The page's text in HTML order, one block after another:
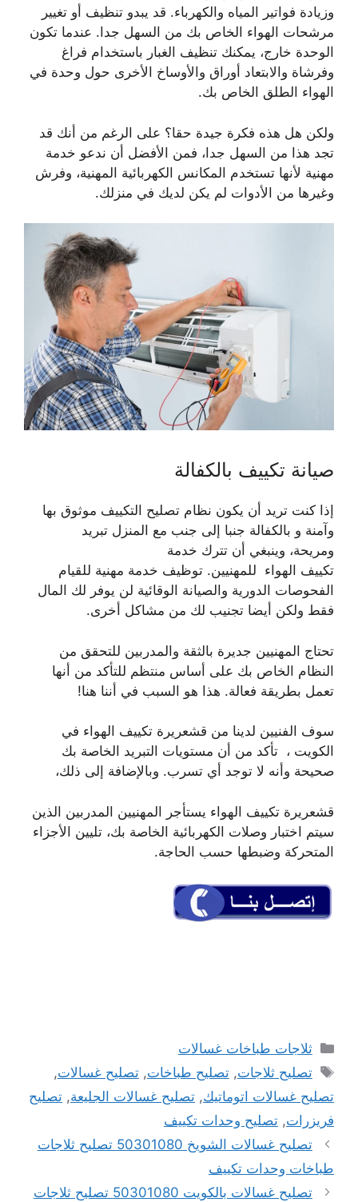
وزيادة فواتير المياه والكهرباء. قد يبدو تنظيف أو تغيير
مرشحات الهواء الخاص بك من السهل جدا. عندما تكون
الوحدة خارج، يمكنك تنظيف الغبار باستخدام فراغ
وفرشاة والابتعاد أوراق والأوساخ الأخرى حول وحدة في
الهواء الطلق الخاص بك.
ولكن هل هذه فكرة جيدة حقا؟ على الرغم من أنك قد
تجد هذا من السهل جدا، فمن الأفضل أن ندعو خدمة
مهنية لأنها تستخدم المكانس الكهربائية المهنية، وفرش
وغيرها من الأدوات لم يكن لديك في منزلك.
صيانة تكييف بالكفالة
إذا كنت تريد أن يكون نظام تصليح التكييف موثوق بها
وآمنة و بالكفالة جنبا إلى جنب مع المنزل تبريد
ومريحة، وينبغي أن تترك خدمة
تكييف الهواء للمهنيين. توظيف خدمة مهنية للقيام
الفحوصات الدورية والصيانة الوقائية لن يوفر لك المال
فقط ولكن أيضا تجنيب لك من مشاكل أخرى.
تحتاج المهنيين جديرة بالثقة والمدربين للتحقق من
النظام الخاص بك على أساس منتظم للتأكد من أنها
تعمل بطريقة فعالة. هذا هو السبب في أننا هنا!
سوف الفنيين لدينا من قشعريرة تكييف الهواء في
الكويت ، تأكد من أن مستويات التبريد الخاصة بك
صحيحة وأنه لا توجد أي تسرب. وبالإضافة إلى ذلك،
قشعريرة تكييف الهواء يستأجر المهنيين المدربين الذين
سيتم اختبار وصلات الكهربائية الخاصة بك، تليين الأجزاء
المتحركة وضبطها حسب الحاجة.
التصنيفات
ثلاجات طباخات غسالات
الوسوم
تصليح ثلاجات,تصليح طباخات,تصليح غسالات,
تصليح غسالات اتوماتيك, تصليح غسالات الجليعة, تصليح
فريزرات, تصليح وحدات تكييف
تصليح غسالات الشويخ 50301080 تصليح ثلاجات
طباخات وحدات تكييف
تصليح غسالات بالكويت 50301080 تصليح ثلاجات